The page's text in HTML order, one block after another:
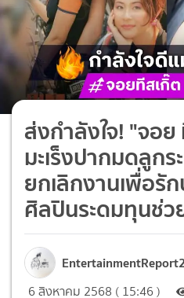
ส่งกำลังใจ! "จอ
มะเร็งปากมดลูก
ยกเลิกงานเพื่อรั
ศิลปินระดมทุนช่ว
6 สิงหาคม 2568 ( 15:46 )